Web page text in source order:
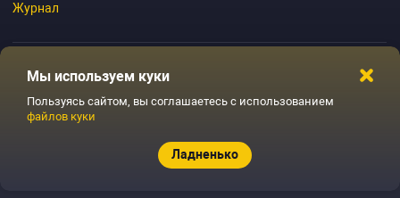
Журнал
Мы используем куки
Пользуясь сайтом, вы соглашаетесь с использованием
файлов куки
Ладненько